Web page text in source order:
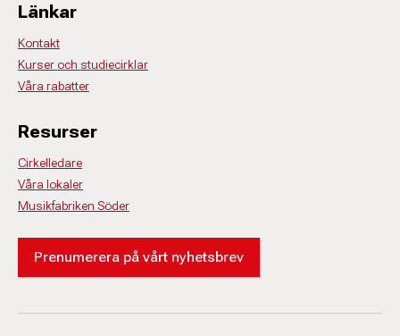
Länkar
Kontakt
Kurser och studiecirklar
Våra rabatter
Resurser
Cirkelledare
Våra lokaler
Musikfabriken Söder
Prenumerera på vårt nyhetsbrev